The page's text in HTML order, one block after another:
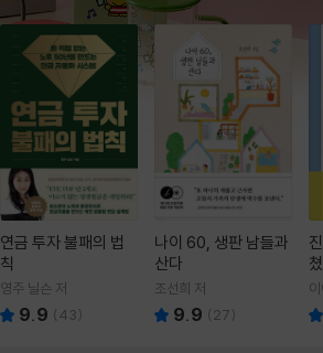
연금 투자 불패의 법
칙
영주 닐슨 저
9.9 (43)
나이 60, 생판 남들과
산다
조선희 저
9.9 ( 27)